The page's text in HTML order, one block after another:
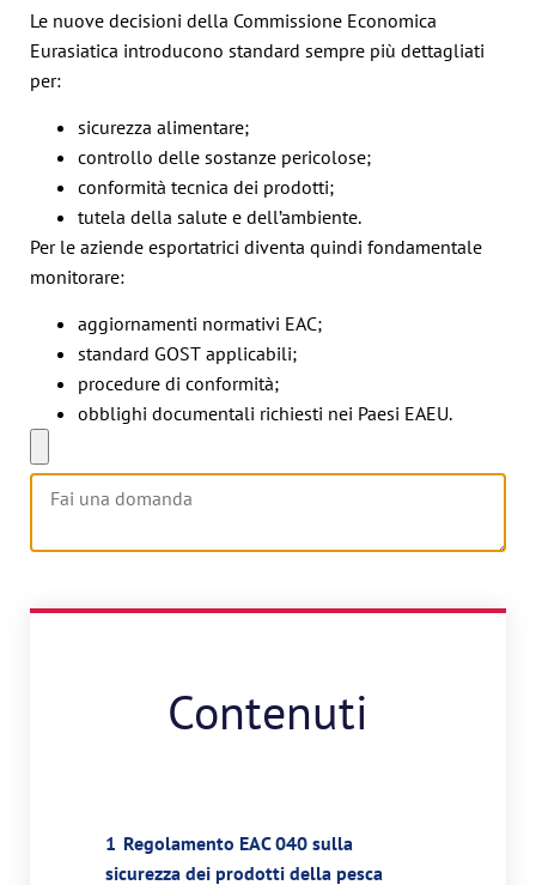
Le nuove decisioni della Commissione Economica
Eurasiatica introducono standard sempre più dettagliati
per:
sicurezza alimentare;
controllo delle sostanze pericolose;
conformità tecnica dei prodotti;
tutela della salute e dell’ambiente.
Per le aziende esportatrici diventa quindi fondamentale
monitorare:
aggiornamenti normativi EAC;
standard GOST applicabili;
procedure di conformità;
obblighi documentali richiesti nei Paesi EAEU.
Contenuti
1 Regolamento EAC 040 sulla
sicurezza dei prodotti della pesca